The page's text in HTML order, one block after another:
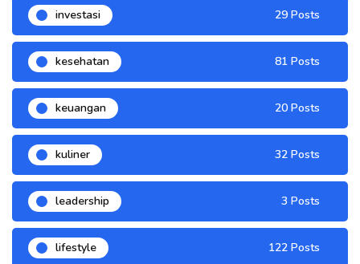
investasi 29 Posts
kesehatan 81 Posts
keuangan 20 Posts
kuliner 32 Posts
leadership 3 Posts
lifestyle 122 Posts